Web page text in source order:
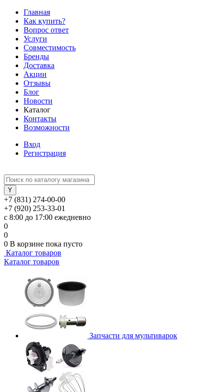
Главная
Как купить?
Вопрос ответ
Услуги
Совместимость
Бренды
Доставка
Акции
Отзывы
Блог
Новости
Каталог
Контакты
Возможности
Вход
Регистрация
+7 (831) 274-00-00
+7 (920) 253-33-01
с 8:00 до 17:00 ежедневно
0
0
0 В корзине пока пусто
Каталог товаров
Каталог товаров
Запчасти для мультиварок